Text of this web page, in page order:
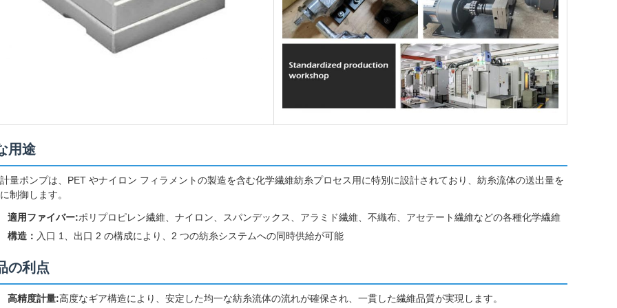
用途
量ポンプは、PET やナイロン フィラメントの製造を含む化学繊維紡糸プロセス用に特別に設計されており、紡糸流体の送出量を
制御します。
適用ファイバー:ポリプロピレン繊維、ナイロン、スパンデックス、アラミド繊維、不織布、アセテート繊維などの各種化学繊維
構造： 入口 1、出口 2 の構成により、2 つの紡糸システムへの同時供給が可能
の利点
高精度計量:高度なギア構造により、安定した均一な紡糸流体の流れが確保され、一貫した繊維品質が実現します。